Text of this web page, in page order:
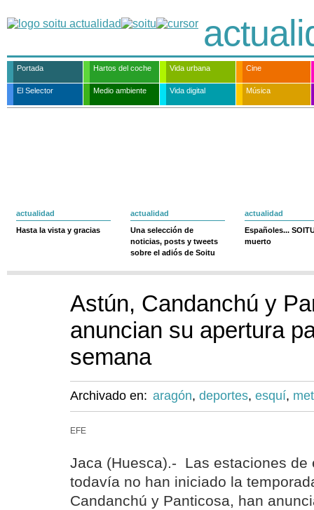
Portada Hartos del coche Vida urbana Cine
El Selector Medio ambiente Vida digital Música
actualidad
Hasta la vista y gracias
actualidad
Una selección de
noticias, posts y tweets
sobre el adiós de Soitu
actualidad
Españoles...
muerto
Astún, Candanchú y
anuncian su apertura
semana
Archivado en: aragón, deportes, esquí,
EFE
Jaca (Huesca).- Las estaciones de
todavía no han iniciado la
Candanchú y Panticosa, han